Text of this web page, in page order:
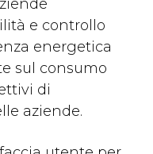
e controllo
energetica
sul consumo
di
aziende.